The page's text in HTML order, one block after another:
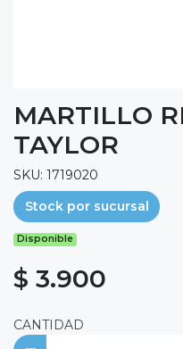
MARTILLO
TAYLOR
SKU: 1719020
Stock por sucursal
Disponible
$ 3.900
CANTIDAD